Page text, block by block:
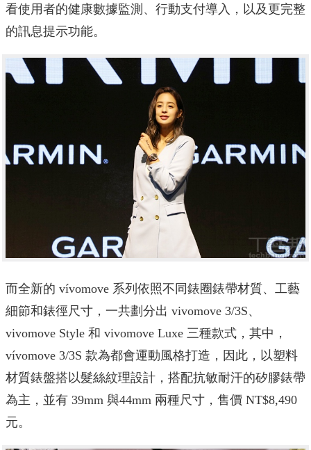
看使用者的健康數據監測、行動支付導入，以及更完整
的訊息提示功能。
而全新的 vívomove 系列依照不同錶圈錶帶材質、工藝
細節和錶徑尺寸，一共劃分出 vivomove 3/3S、
vivomove Style 和 vivomove Luxe 三種款式，其中，
vívomove 3/3S 款為都會運動風格打造 ，因此，以塑料
材質錶盤搭以髮絲紋理設計，搭配抗敏耐汗的矽膠錶帶
為主，並有 39mm 與44mm 兩種尺寸，售價 NT$8,490
元。